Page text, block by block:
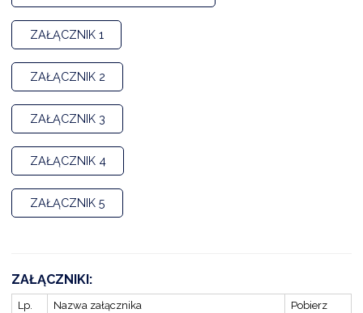
OBSŁUGI
ZAŁĄCZNIK 1
ZAŁĄCZNIK 2
ZAŁĄCZNIK 3
ZAŁĄCZNIK 4
ZAŁĄCZNIK 5
ZAŁĄCZNIKI:
Lp. Nazwa załącznika
Pobierz